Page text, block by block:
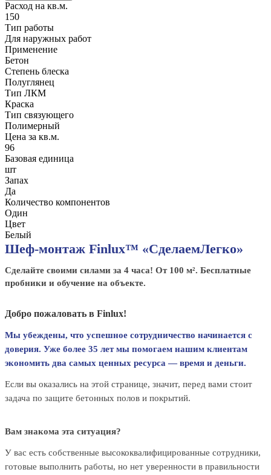
Расход на кв.м.
150
Тип работы
Для наружных работ
Применение
Бетон
Степень блеска
Полуглянец
Тип ЛКМ
Краска
Тип связующего
Полимерный
Цена за кв.м.
96
Базовая единица
шт
Запах
Да
Количество компонентов
Один
Цвет
Белый
Шеф-монтаж Finlux™ «СделаемЛегко»
Сделайте своими силами за 4 часа! От 100 м². Бесплатные
пробники и обучение на объекте.
Добро пожаловать в Finlux!
Мы убеждены, что успешное сотрудничество начинается с
доверия. Уже более 35 лет мы помогаем нашим клиентам
экономить два самых ценных ресурса — время и деньги.
Если вы оказались на этой странице, значит, перед вами стоит
задача по защите бетонных полов и покрытий.
Вам знакома эта ситуация?
У вас есть собственные высококвалифицированные сотрудники,
готовые выполнить работы, но нет уверенности в правильности